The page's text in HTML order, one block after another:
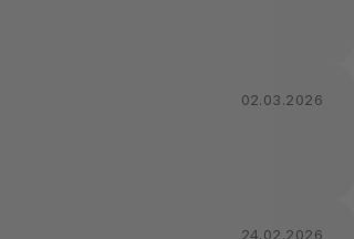
02.03.2026
24.02.2026